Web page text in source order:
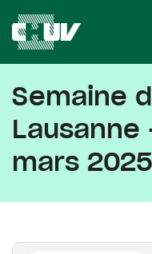
Semaine
Lausanne
mars 2025